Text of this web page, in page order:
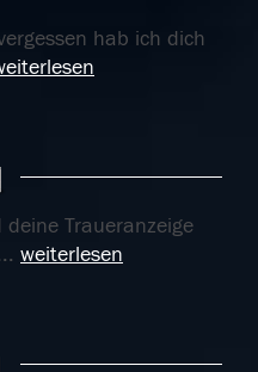
hab ich dich
Traueranzeige
weiterlesen